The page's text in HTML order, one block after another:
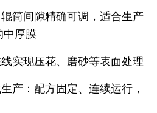
筒间隙精确可调，适合生产
中厚膜
实现压花、磨砂等表面处理
产：配方固定、连续运行，